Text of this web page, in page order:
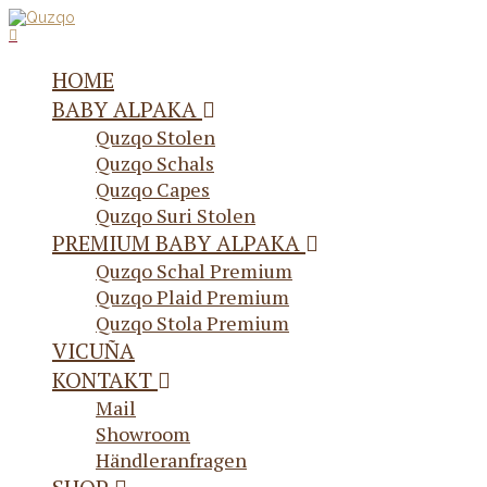
HOME
BABY ALPAKA
Quzqo Stolen
Quzqo Schals
Quzqo Capes
Quzqo Suri Stolen
PREMIUM BABY ALPAKA
Quzqo Schal Premium
Quzqo Plaid Premium
Quzqo Stola Premium
VICUÑA
KONTAKT
Mail
Showroom
Händleranfragen